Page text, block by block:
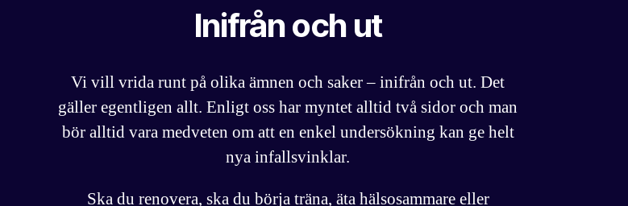
Inifrån och ut
Vi vill vrida runt på olika ämnen och saker – inifrån och ut. Det
gäller egentligen allt. Enligt oss har myntet alltid två sidor och man
bör alltid vara medveten om att en enkel undersökning kan ge helt
nya infallsvinklar.
Ska du renovera, ska du börja träna, äta hälsosammare eller